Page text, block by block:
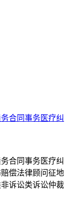
合同事务医疗纠
合同事务医疗纠
偿法律顾问征地
非诉讼类诉讼仲裁